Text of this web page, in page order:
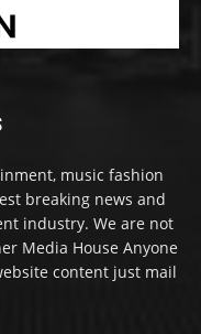
music fashion
breaking news and
industry. We are not
Media House Anyone
content just mail